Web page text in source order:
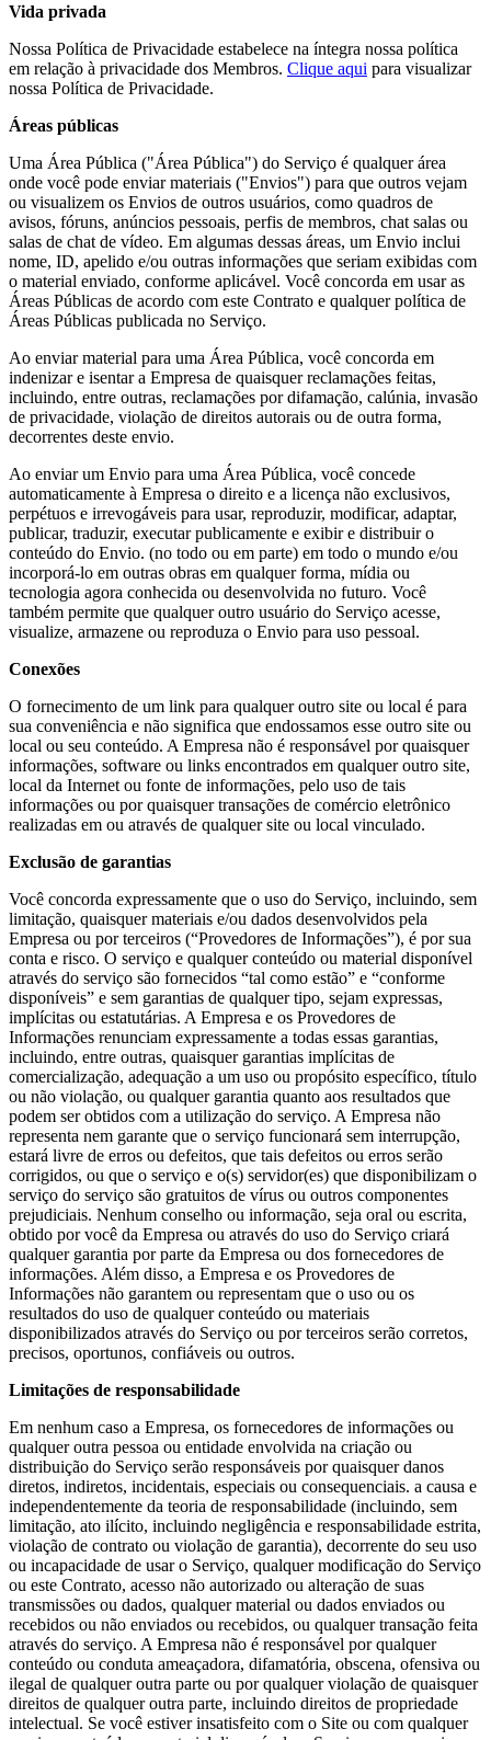
Vida privada
Nossa Política de Privacidade estabelece na íntegra nossa política
em relação à privacidade dos Membros. Clique aqui para visualizar
nossa Política de Privacidade.
Áreas públicas
Uma Área Pública ("Área Pública") do Serviço é qualquer área
onde você pode enviar materiais ("Envios") para que outros vejam
ou visualizem os Envios de outros usuários, como quadros de
avisos, fóruns, anúncios pessoais, perfis de membros, chat salas ou
salas de chat de vídeo. Em algumas dessas áreas, um Envio inclui
nome, ID, apelido e/ou outras informações que seriam exibidas com
o material enviado, conforme aplicável. Você concorda em usar as
Áreas Públicas de acordo com este Contrato e qualquer política de
Áreas Públicas publicada no Serviço.
Ao enviar material para uma Área Pública, você concorda em
indenizar e isentar a Empresa de quaisquer reclamações feitas,
incluindo, entre outras, reclamações por difamação, calúnia, invasão
de privacidade, violação de direitos autorais ou de outra forma,
decorrentes deste envio.
Ao enviar um Envio para uma Área Pública, você concede
automaticamente à Empresa o direito e a licença não exclusivos,
perpétuos e irrevogáveis para usar, reproduzir, modificar, adaptar,
publicar, traduzir, executar publicamente e exibir e distribuir o
conteúdo do Envio. (no todo ou em parte) em todo o mundo e/ou
incorporá-lo em outras obras em qualquer forma, mídia ou
tecnologia agora conhecida ou desenvolvida no futuro. Você
também permite que qualquer outro usuário do Serviço acesse,
visualize, armazene ou reproduza o Envio para uso pessoal.
Conexões
O fornecimento de um link para qualquer outro site ou local é para
sua conveniência e não significa que endossamos esse outro site ou
local ou seu conteúdo. A Empresa não é responsável por quaisquer
informações, software ou links encontrados em qualquer outro site,
local da Internet ou fonte de informações, pelo uso de tais
informações ou por quaisquer transações de comércio eletrônico
realizadas em ou através de qualquer site ou local vinculado.
Exclusão de garantias
Você concorda expressamente que o uso do Serviço, incluindo, sem
limitação, quaisquer materiais e/ou dados desenvolvidos pela
Empresa ou por terceiros (“Provedores de Informações”), é por sua
conta e risco. O serviço e qualquer conteúdo ou material disponível
através do serviço são fornecidos “tal como estão” e “conforme
disponíveis” e sem garantias de qualquer tipo, sejam expressas,
implícitas ou estatutárias. A Empresa e os Provedores de
Informações renunciam expressamente a todas essas garantias,
incluindo, entre outras, quaisquer garantias implícitas de
comercialização, adequação a um uso ou propósito específico, título
ou não violação, ou qualquer garantia quanto aos resultados que
podem ser obtidos com a utilização do serviço. A Empresa não
representa nem garante que o serviço funcionará sem interrupção,
estará livre de erros ou defeitos, que tais defeitos ou erros serão
corrigidos, ou que o serviço e o(s) servidor(es) que disponibilizam o
serviço do serviço são gratuitos de vírus ou outros componentes
prejudiciais. Nenhum conselho ou informação, seja oral ou escrita,
obtido por você da Empresa ou através do uso do Serviço criará
qualquer garantia por parte da Empresa ou dos fornecedores de
informações. Além disso, a Empresa e os Provedores de
Informações não garantem ou representam que o uso ou os
resultados do uso de qualquer conteúdo ou materiais
disponibilizados através do Serviço ou por terceiros serão corretos,
precisos, oportunos, confiáveis ou outros.
Limitações de responsabilidade
Em nenhum caso a Empresa, os fornecedores de informações ou
qualquer outra pessoa ou entidade envolvida na criação ou
distribuição do Serviço serão responsáveis por quaisquer danos
diretos, indiretos, incidentais, especiais ou consequenciais. a causa e
independentemente da teoria de responsabilidade (incluindo, sem
limitação, ato ilícito, incluindo negligência e responsabilidade estrita,
violação de contrato ou violação de garantia), decorrente do seu uso
ou incapacidade de usar o Serviço, qualquer modificação do Serviço
ou este Contrato, acesso não autorizado ou alteração de suas
transmissões ou dados, qualquer material ou dados enviados ou
recebidos ou não enviados ou recebidos, ou qualquer transação feita
através do serviço. A Empresa não é responsável por qualquer
conteúdo ou conduta ameaçadora, difamatória, obscena, ofensiva ou
ilegal de qualquer outra parte ou por qualquer violação de quaisquer
direitos de qualquer outra parte, incluindo direitos de propriedade
intelectual. Se você estiver insatisfeito com o Site ou com qualquer